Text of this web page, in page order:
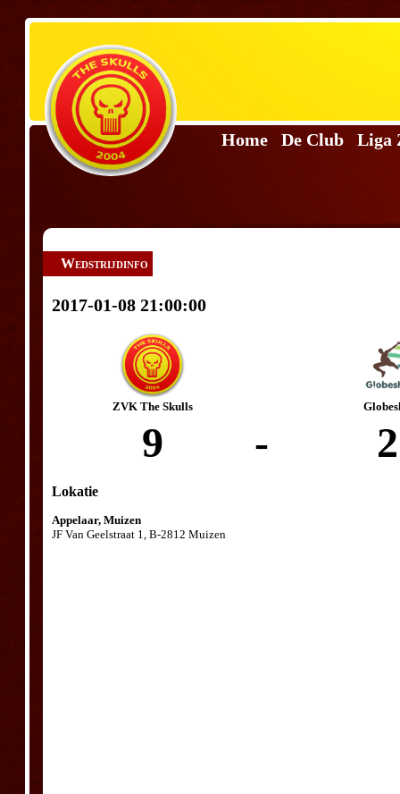
Home De Club Liga
Wedstrijdinfo
2017-01-08 21:00:00
ZVK The Skulls
9 -
Lokatie
Appelaar, Muizen
JF Van Geelstraat 1, B-2812 Muizen